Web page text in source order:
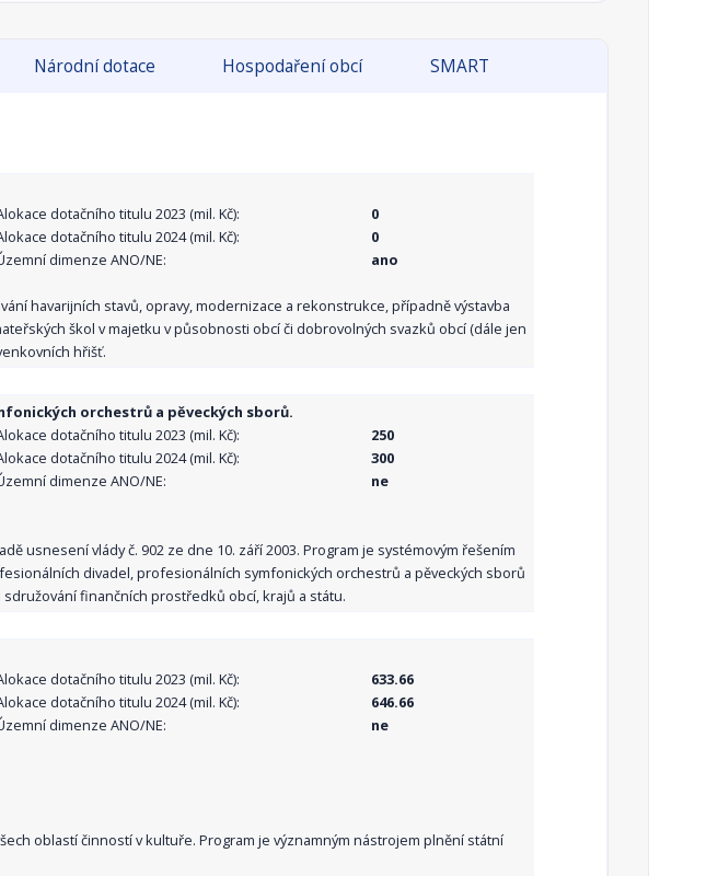
Národní dotace Hospodaření obcí SMART
dotačního titulu 2023 (mil. Kč):
0
dotačního titulu 2024 (mil. Kč):
0
dimenze ANO/NE:
ano
havarijních stavů, opravy, modernizace a rekonstrukce, případně výstavba
škol v majetku v působnosti obcí či dobrovolných svazků obcí (dále jen
hřišť.
orchestrů a pěveckých sborů.
dotačního titulu 2023 (mil. Kč):
250
dotačního titulu 2024 (mil. Kč):
300
dimenze ANO/NE:
ne
usnesení vlády č. 902 ze dne 10. září 2003. Program je systémovým řešením
divadel, profesionálních symfonických orchestrů a pěveckých sborů
finančních prostředků obcí, krajů a státu.
dotačního titulu 2023 (mil. Kč):
633.66
dotačního titulu 2024 (mil. Kč):
646.66
dimenze ANO/NE:
ne
oblastí činností v kultuře. Program je významným nástrojem plnění státní